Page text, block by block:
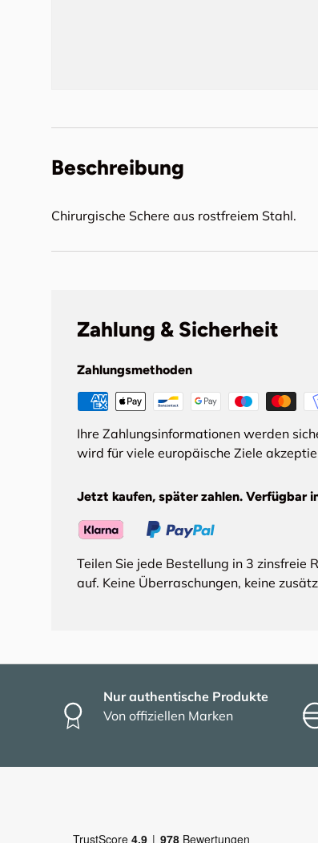
Beschreibung
Chirurgische Schere aus rostfreiem Stahl.
Zahlung & Sicherheit
Zahlungsmethoden
Ihre Zahlungsinformationen werden
wird für viele europäische Ziele
Jetzt kaufen, später zahlen. Verfügbar
Teilen Sie jede Bestellung in 3 zinsfreie
auf. Keine Überraschungen, keine
Nur authentische Produkte
Von offiziellen Marken